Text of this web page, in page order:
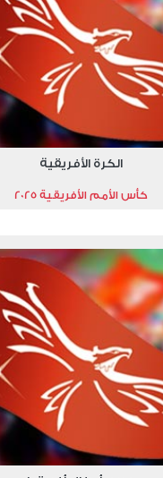
الكرة الأفريقية
كأس الأمم الأفريقية 2025